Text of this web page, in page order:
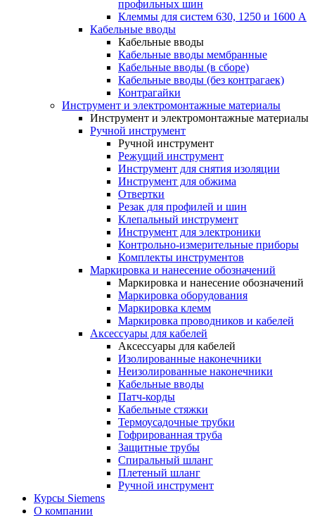
профильных шин
Клеммы для систем 630, 1250 и 1600 А
Кабельные вводы
Кабельные вводы
Кабельные вводы мембранные
Кабельные вводы (в сборе)
Кабельные вводы (без контрагаек)
Контрагайки
Инструмент и электромонтажные материалы
Инструмент и электромонтажные материалы
Ручной инструмент
Ручной инструмент
Режущий инструмент
Инструмент для снятия изоляции
Инструмент для обжима
Отвертки
Резак для профилей и шин
Клепальный инструмент
Инструмент для электроники
Контрольно-измерительные приборы
Комплекты инструментов
Маркировка и нанесение обозначений
Маркировка и нанесение обозначений
Маркировка оборудования
Маркировка клемм
Маркировка проводников и кабелей
Аксессуары для кабелей
Аксессуары для кабелей
Изолированные наконечники
Неизолированные наконечники
Кабельные вводы
Патч-корды
Кабельные стяжки
Термоусадочные трубки
Гофрированная труба
Защитные трубы
Спиральный шланг
Плетеный шланг
Ручной инструмент
Курсы Siemens
О компании